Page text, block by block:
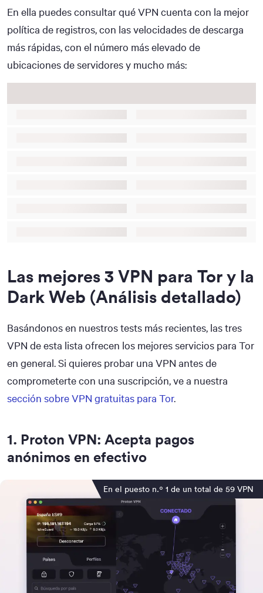
En ella puedes consultar qué VPN cuenta con la mejor
política de registros, con las velocidades de descarga
más rápidas, con el número más elevado de
ubicaciones de servidores y mucho más:
Las mejores 3 VPN para Tor y la
Dark Web (Análisis detallado)
Basándonos en nuestros tests más recientes, las tres
VPN de esta lista ofrecen los mejores servicios para Tor
en general. Si quieres probar una VPN antes de
comprometerte con una suscripción, ve a nuestra
sección sobre VPN gratuitas para Tor.
1. Proton VPN: Acepta pagos
anónimos en efectivo
En el puesto n.º 1 de un total de 59 VPN